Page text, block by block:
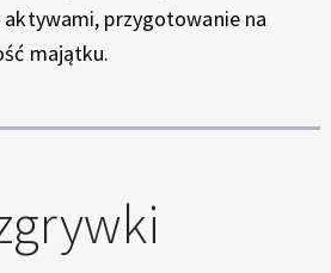
przygotowanie na
majątku.